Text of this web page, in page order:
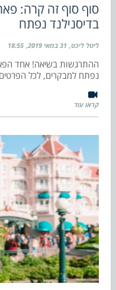
סוף סוף זה קרה:
בדיסנילנד נפתח
ליטל ליכט 31 במאי 2019 18:55
ההתרגשות בשיאה! אחד
נפתח למבקרים, לכל
קראו עוד